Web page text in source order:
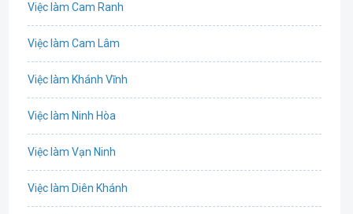
Việc làm Cam Ranh
Việc làm Cam Lâm
Việc làm Khánh Vĩnh
Việc làm Ninh Hòa
Việc làm Vạn Ninh
Việc làm Diên Khánh